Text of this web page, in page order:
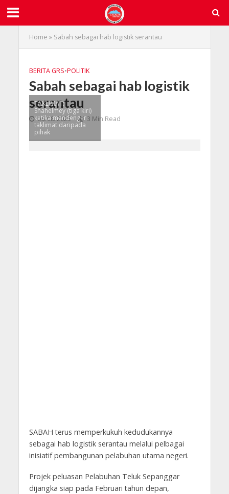
Home » Sabah sebagai hab logistik serantau
BERITA GRS•POLITIK
Sabah sebagai hab logistik
serantau
06/08/2025 3 Min Read
TAKLIMAT:
Shahelmey (tiga kiri)
ketika mendengar
taklimat daripada
pihak
SABAH terus memperkukuh kedudukannya
sebagai hab logistik serantau melalui pelbagai
inisiatif pembangunan pelabuhan utama negeri.
Projek peluasan Pelabuhan Teluk Sepanggar
dijangka siap pada Februari tahun depan,